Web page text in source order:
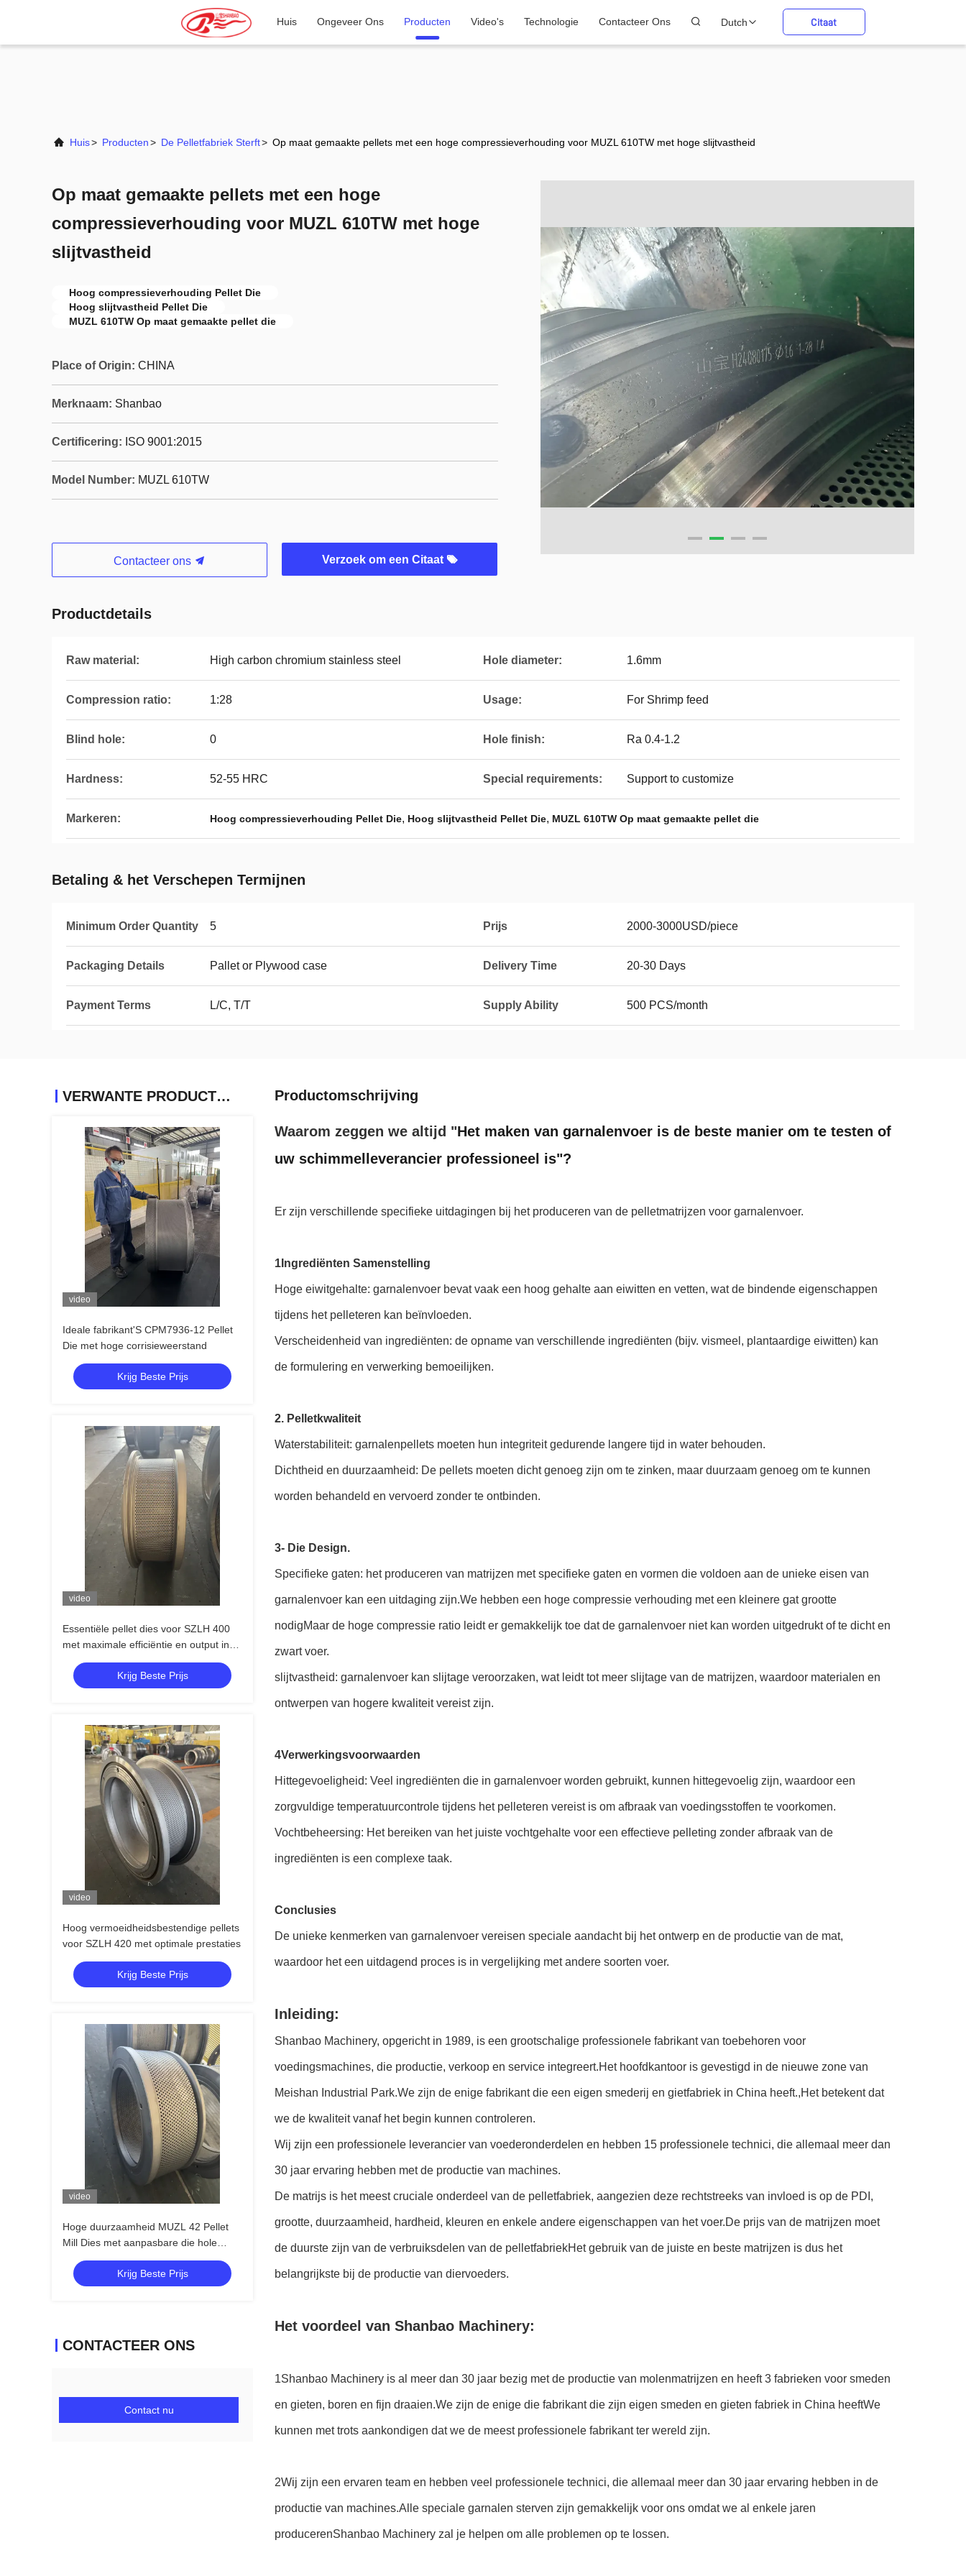
Huis Ongeveer Ons Producten Video's Technologie Contacteer Ons Dutch Citaat
Huis> Producten> De Pelletfabriek Sterft> Op maat gemaakte pellets met een hoge compressieverhouding voor MUZL 610TW met hoge slijtvastheid
Op maat gemaakte pellets met een hoge
compressieverhouding voor MUZL 610TW met hoge
slijtvastheid
Hoog compressieverhouding Pellet Die
Hoog slijtvastheid Pellet Die
MUZL 610TW Op maat gemaakte pellet die
Place of Origin: CHINA
Merknaam: Shanbao
Certificering: ISO 9001:2015
Model Number: MUZL 610TW
Contacteer ons Verzoek om een Citaat
Productdetails
Raw material: High carbon chromium stainless steel Hole diameter: 1.6mm
Compression ratio: 1:28 Usage: For Shrimp feed
Blind hole: 0 Hole finish: Ra 0.4-1.2
Hardness: 52-55 HRC Special requirements: Support to customize
Markeren: Hoog compressieverhouding Pellet Die, Hoog slijtvastheid Pellet Die, MUZL 610TW Op maat gemaakte pellet die
Betaling & het Verschepen Termijnen
Minimum Order Quantity 5 Prijs 2000-3000USD/piece
Packaging Details Pallet or Plywood case Delivery Time 20-30 Days
Payment Terms L/C, T/T Supply Ability 500 PCS/month
VERWANTE PRODUCTEN
video
Ideale fabrikant'S CPM7936-12 Pellet
Die met hoge corrisieweerstand
Krijg Beste Prijs
video
Essentiële pellet dies voor SZLH 400
met maximale efficiëntie en output in
pellet manufacturin
Krijg Beste Prijs
video
Hoog vermoeidheidsbestendige pellets
voor SZLH 420 met optimale prestaties
Krijg Beste Prijs
video
Hoge duurzaamheid MUZL 42 Pellet
Mill Dies met aanpasbare die hole
configuraties
Krijg Beste Prijs
CONTACTEER ONS
Contact nu
Productomschrijving
Waarom zeggen we altijd "Het maken van garnalenvoer is de beste manier om te testen of
uw schimmelleverancier professioneel is"?
Er zijn verschillende specifieke uitdagingen bij het produceren van de pelletmatrijzen voor garnalenvoer.
1Ingrediënten Samenstelling
Hoge eiwitgehalte: garnalenvoer bevat vaak een hoog gehalte aan eiwitten en vetten, wat de bindende eigenschappen
tijdens het pelleteren kan beïnvloeden.
Verscheidenheid van ingrediënten: de opname van verschillende ingrediënten (bijv. vismeel, plantaardige eiwitten) kan
de formulering en verwerking bemoeilijken.
2. Pelletkwaliteit
Waterstabiliteit: garnalenpellets moeten hun integriteit gedurende langere tijd in water behouden.
Dichtheid en duurzaamheid: De pellets moeten dicht genoeg zijn om te zinken, maar duurzaam genoeg om te kunnen
worden behandeld en vervoerd zonder te ontbinden.
3- Die Design.
Specifieke gaten: het produceren van matrijzen met specifieke gaten en vormen die voldoen aan de unieke eisen van
garnalenvoer kan een uitdaging zijn.We hebben een hoge compressie verhouding met een kleinere gat grootte
nodigMaar de hoge compressie ratio leidt er gemakkelijk toe dat de garnalenvoer niet kan worden uitgedrukt of te dicht en
zwart voer.
slijtvastheid: garnalenvoer kan slijtage veroorzaken, wat leidt tot meer slijtage van de matrijzen, waardoor materialen en
ontwerpen van hogere kwaliteit vereist zijn.
4Verwerkingsvoorwaarden
Hittegevoeligheid: Veel ingrediënten die in garnalenvoer worden gebruikt, kunnen hittegevoelig zijn, waardoor een
zorgvuldige temperatuurcontrole tijdens het pelleteren vereist is om afbraak van voedingsstoffen te voorkomen.
Vochtbeheersing: Het bereiken van het juiste vochtgehalte voor een effectieve pelleting zonder afbraak van de
ingrediënten is een complexe taak.
Conclusies
De unieke kenmerken van garnalenvoer vereisen speciale aandacht bij het ontwerp en de productie van de mat,
waardoor het een uitdagend proces is in vergelijking met andere soorten voer.
Inleiding:
Shanbao Machinery, opgericht in 1989, is een grootschalige professionele fabrikant van toebehoren voor
voedingsmachines, die productie, verkoop en service integreert.Het hoofdkantoor is gevestigd in de nieuwe zone van
Meishan Industrial Park.We zijn de enige fabrikant die een eigen smederij en gietfabriek in China heeft.,Het betekent dat
we de kwaliteit vanaf het begin kunnen controleren.
Wij zijn een professionele leverancier van voederonderdelen en hebben 15 professionele technici, die allemaal meer dan
30 jaar ervaring hebben met de productie van machines.
De matrijs is het meest cruciale onderdeel van de pelletfabriek, aangezien deze rechtstreeks van invloed is op de PDI,
grootte, duurzaamheid, hardheid, kleuren en enkele andere eigenschappen van het voer.De prijs van de matrijzen moet
de duurste zijn van de verbruiksdelen van de pelletfabriekHet gebruik van de juiste en beste matrijzen is dus het
belangrijkste bij de productie van diervoeders.
Het voordeel van Shanbao Machinery:
1Shanbao Machinery is al meer dan 30 jaar bezig met de productie van molenmatrijzen en heeft 3 fabrieken voor smeden
en gieten, boren en fijn draaien.We zijn de enige die fabrikant die zijn eigen smeden en gieten fabriek in China heeftWe
kunnen met trots aankondigen dat we de meest professionele fabrikant ter wereld zijn.
2Wij zijn een ervaren team en hebben veel professionele technici, die allemaal meer dan 30 jaar ervaring hebben in de
productie van machines.Alle speciale garnalen sterven zijn gemakkelijk voor ons omdat we al enkele jaren
producerenShanbao Machinery zal je helpen om alle problemen op te lossen.